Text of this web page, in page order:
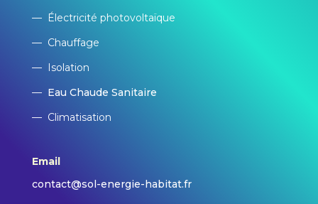
— Électricité photovoltaïque
— Chauffage
— Isolation
— Eau Chaude Sanitaire
— Climatisation
Email
contact@sol-energie-habitat.fr